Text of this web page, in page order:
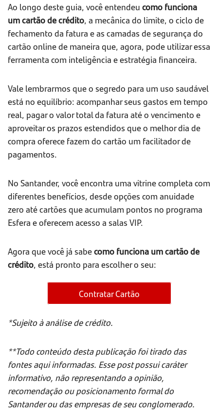
Ao longo deste guia, você entendeu como funciona
um cartão de crédito, a mecânica do limite, o ciclo de
fechamento da fatura e as camadas de segurança do
cartão online de maneira que, agora, pode utilizar essa
ferramenta com inteligência e estratégia financeira.
Vale lembrarmos que o segredo para um uso saudável
está no equilíbrio: acompanhar seus gastos em tempo
real, pagar o valor total da fatura até o vencimento e
aproveitar os prazos estendidos que o melhor dia de
compra oferece fazem do cartão um facilitador de
pagamentos.
No Santander, você encontra uma vitrine completa com
diferentes benefícios, desde opções com anuidade
zero até cartões que acumulam pontos no programa
Esfera e oferecem acesso a salas VIP.
Agora que você já sabecomo funciona um cartão de
crédito, está pronto para escolher o seu:
Contratar Cartão
*Sujeito à análise de crédito.
**Todo conteúdo desta publicação foi tirado das
fontes aqui informadas. Esse post possui caráter
informativo, não representando a opinião,
recomendação ou posicionamento formal do
Santander ou das empresas de seu conglomerado.